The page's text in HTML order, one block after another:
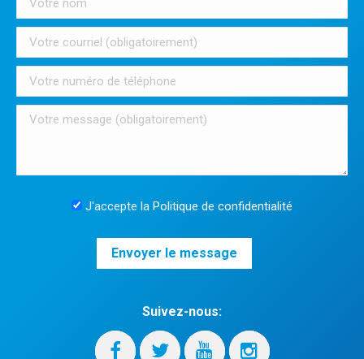
J'accepte la Politique de confidentialité
Suivez-nous: